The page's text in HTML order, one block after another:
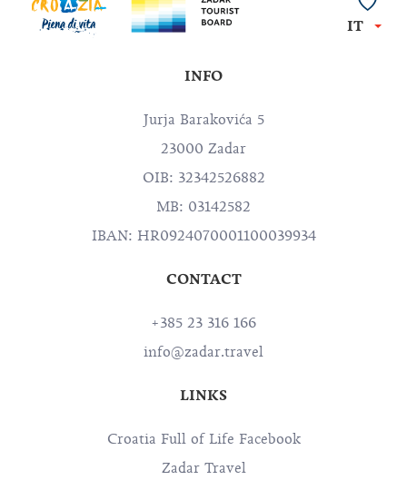
IT
INFO
Jurja Barakovića 5
23000 Zadar
OIB: 32342526882
MB: 03142582
IBAN: HR0924070001100039934
CONTACT
+385 23 316 166
info@zadar.travel
LINKS
Croatia Full of Life Facebook
Zadar Travel